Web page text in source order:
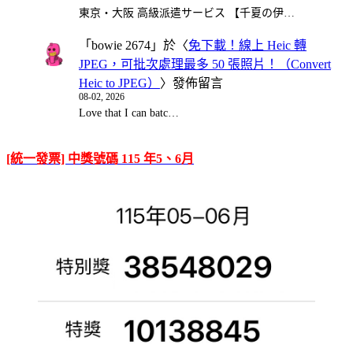
東京・大阪 高級派遣サービス 【千夏の伊…
「 bowie 2674 」於〈免下載！線上 Heic 轉
JPEG，可批次處理最多 50 張照片！（Convert
Heic to JPEG） 〉發佈留言
08-02, 2026
Love that I can batc…
[統一發票] 中獎號碼 115 年5、6月